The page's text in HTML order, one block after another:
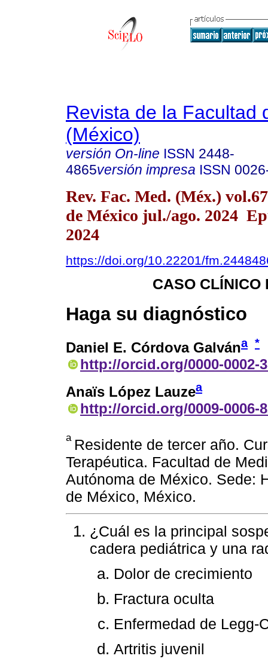
Revista de la Facultad
(México)
versión On-line ISSN 2448-
4865versión impresa ISSN
Rev. Fac. Med. (Méx.)
de México jul./ago. 2024
2024
https://doi.org/10.22201/
CASO CLÍNICO
Haga su diagnóstico
Daniel E. Córdova Galvána *
http://orcid.org/0000-0002-
Anaïs López Lauzea
http://orcid.org/0009-0006-
a Residente de tercer año.
Terapéutica. Facultad de
Autónoma de México. Sede:
de México, México.
¿Cuál es la principal
cadera pediátrica y una
Dolor de crecimiento
Fractura oculta
Enfermedad de Legg-
Artritis juvenil